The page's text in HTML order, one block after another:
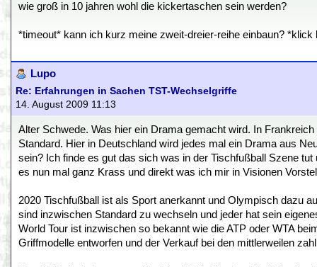
wie groß in 10 jahren wohl die kickertaschen sein werden?
*timeout* kann ich kurz meine zweit-dreier-reihe einbaun? *klick
Lupo
Re: Erfahrungen in Sachen TST-Wechselgriffe
14. August 2009 11:13
Alter Schwede. Was hier ein Drama gemacht wird. In
Standard. Hier in Deutschland wird jedes mal ein Drama aus
sein? Ich finde es gut das sich was in der Tischfußball Szene
es nun mal ganz Krass und direkt was ich mir in Visionen
2020 Tischfußball ist als Sport anerkannt und Olympisch dazu
sind inzwischen Standard zu wechseln und jeder hat sein
World Tour ist inzwischen so bekannt wie die ATP oder WTA
Griffmodelle entworfen und der Verkauf bei den mittlerweilen